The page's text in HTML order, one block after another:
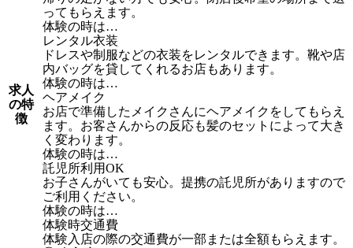
求人
の特
徴
ってもらえます。
体験の時は…
レンタル衣装
ドレスや制服などの衣装をレンタルできます。靴や店
内バッグを貸してくれるお店もあります。
体験の時は…
ヘアメイク
お店で準備したメイクさんにヘアメイクをしてもらえ
ます。お客さんからの反応も髪のセットによって大き
く変わります。
体験の時は…
託児所利用OK
お子さんがいても安心。提携の託児所がありますので
ご利用ください。
体験の時は…
体験時交通費
体験入店の際の交通費が一部または全額もらえます。